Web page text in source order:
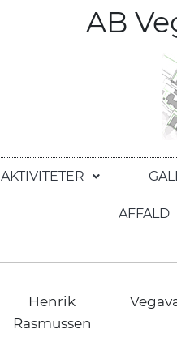
AB
AKTIVITETER
AFFALD
Henrik
Rasmussen